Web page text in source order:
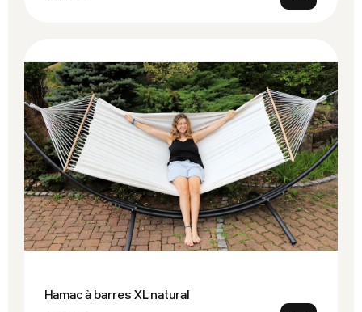
Hamac à barres XL natural